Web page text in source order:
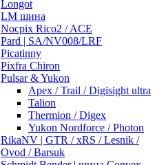
Longot
LM шина
Nocpix Rico2 / ACE
Pard | SA/NV008/LRF
Picatinny
Pixfra Chiron
Pulsar & Yukon
Apex / Trail / Digisight ultra
Talion
Thermion / Digex
Yukon Nordforce / Photon
RikaNV | GTR / xRS / Lesnik /
Ovod / Barsuk